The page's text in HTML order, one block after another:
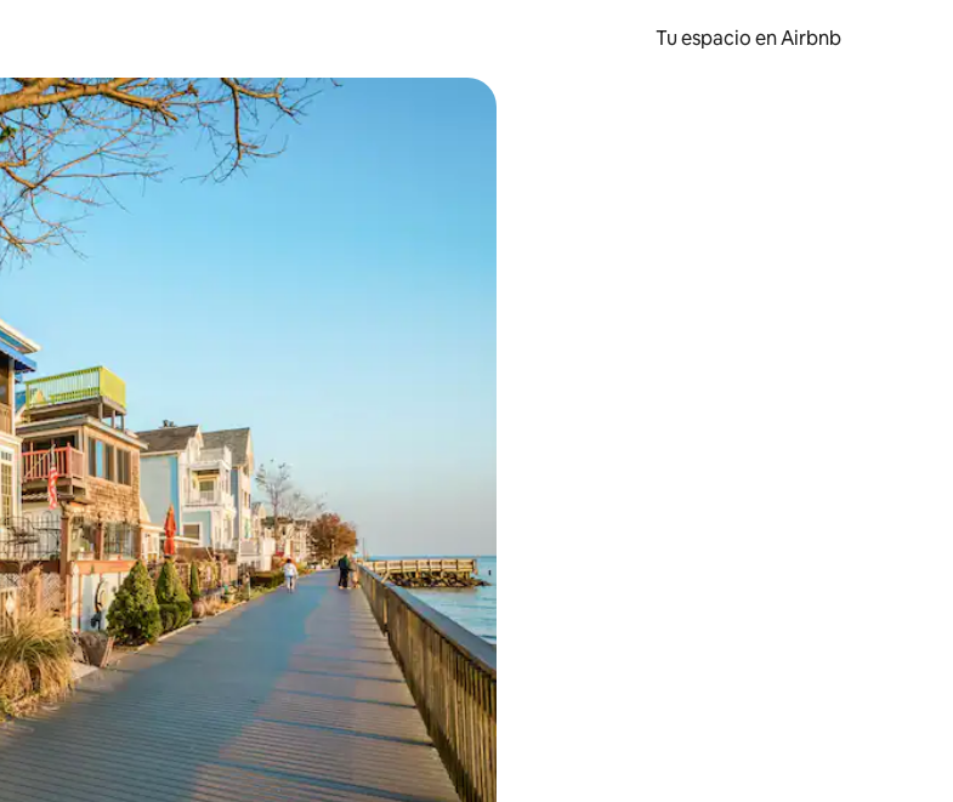
Tu espacio en Airbnb
de las flechas hacia arriba y hacia abajo, o bien tocando y deslizando la pantalla.